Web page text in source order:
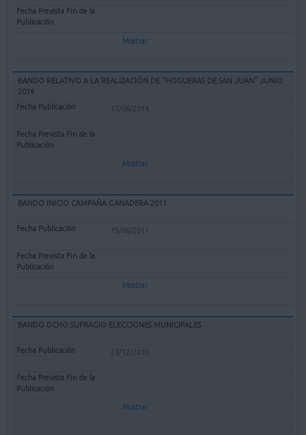
Mostrar
BANDO RELATIVO A LA REALIZACIÓN DE "HOGUERAS DE SAN JUAN" JUNIO
2014
17/06/2014
Mostrar
BANDO INICIO CAMPAÑA GANADERA 2011
15/06/2011
Mostrar
BANDO DCHO SUFRAGIO ELECCIONES MUNICIPALES
28/12/2010
Mostrar